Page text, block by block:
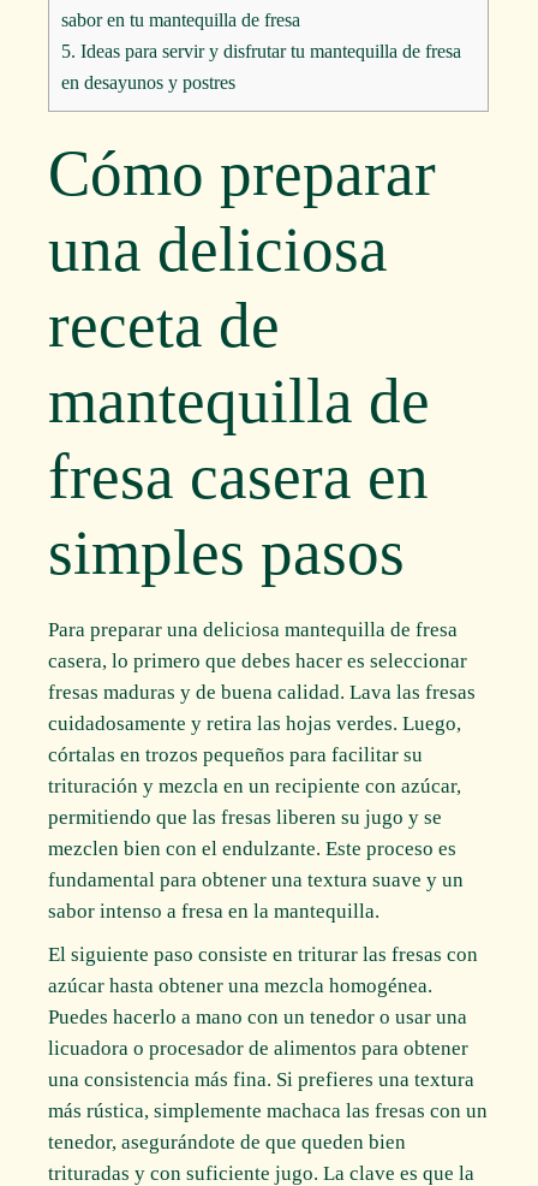
sabor en tu mantequilla de fresa
5. Ideas para servir y disfrutar tu mantequilla de fresa
en desayunos y postres
Cómo preparar
una deliciosa
receta de
mantequilla de
fresa casera en
simples pasos
Para preparar una deliciosa mantequilla de fresa
casera, lo primero que debes hacer es seleccionar
fresas maduras y de buena calidad. Lava las fresas
cuidadosamente y retira las hojas verdes. Luego,
córtalas en trozos pequeños para facilitar su
trituración y mezcla en un recipiente con azúcar,
permitiendo que las fresas liberen su jugo y se
mezclen bien con el endulzante. Este proceso es
fundamental para obtener una textura suave y un
sabor intenso a fresa en la mantequilla.
El siguiente paso consiste en triturar las fresas con
azúcar hasta obtener una mezcla homogénea.
Puedes hacerlo a mano con un tenedor o usar una
licuadora o procesador de alimentos para obtener
una consistencia más fina. Si prefieres una textura
más rústica, simplemente machaca las fresas con un
tenedor, asegurándote de que queden bien
trituradas y con suficiente jugo. La clave es que la